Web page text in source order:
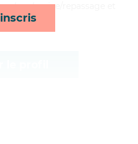
lessive/repassage et